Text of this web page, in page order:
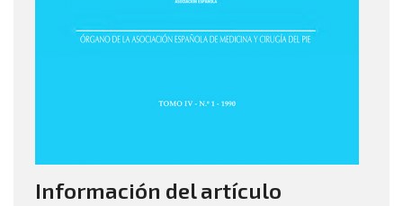
Información del artículo